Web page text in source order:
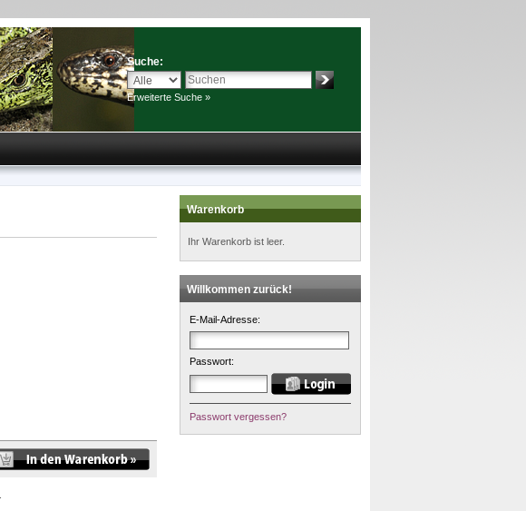
Suche:
Erweiterte Suche »
Warenkorb
Ihr Warenkorb ist leer.
Willkommen zurück!
E-Mail-Adresse:
Passwort:
Passwort vergessen?